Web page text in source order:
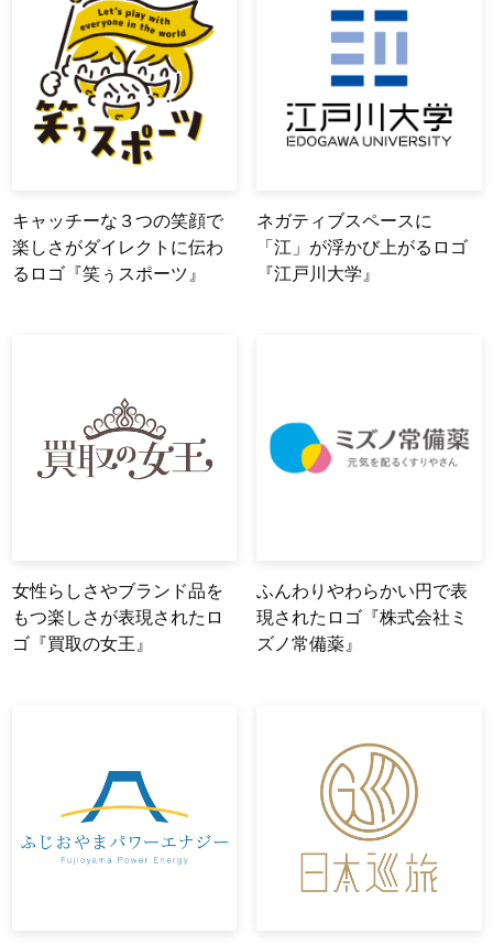
キャッチーな３つの笑顔で
楽しさがダイレクトに伝わ
るロゴ『笑ぅスポーツ』
ネガティブスペースに
「江」が浮かび上がるロゴ
『江戸川大学』
女性らしさやブランド品を
もつ楽しさが表現されたロ
ゴ『買取の女王』
ふんわりやわらかい円で表
現されたロゴ『株式会社ミ
ズノ常備薬』